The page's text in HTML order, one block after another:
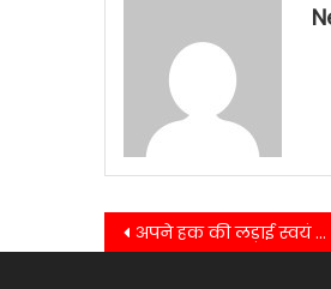
Post
अपने हक की लड़ाई स्वयं लड़े महिलाएं- अलका पाल…….